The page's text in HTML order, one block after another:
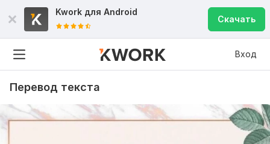
Kwork для Android
Скачать
Вход
Перевод текста